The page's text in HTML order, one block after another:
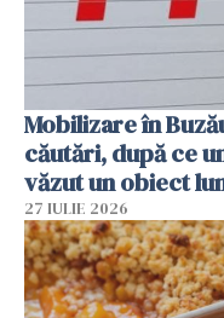
Mobilizare în
căutări, după ce
văzut un obiect
27 IULIE 2026